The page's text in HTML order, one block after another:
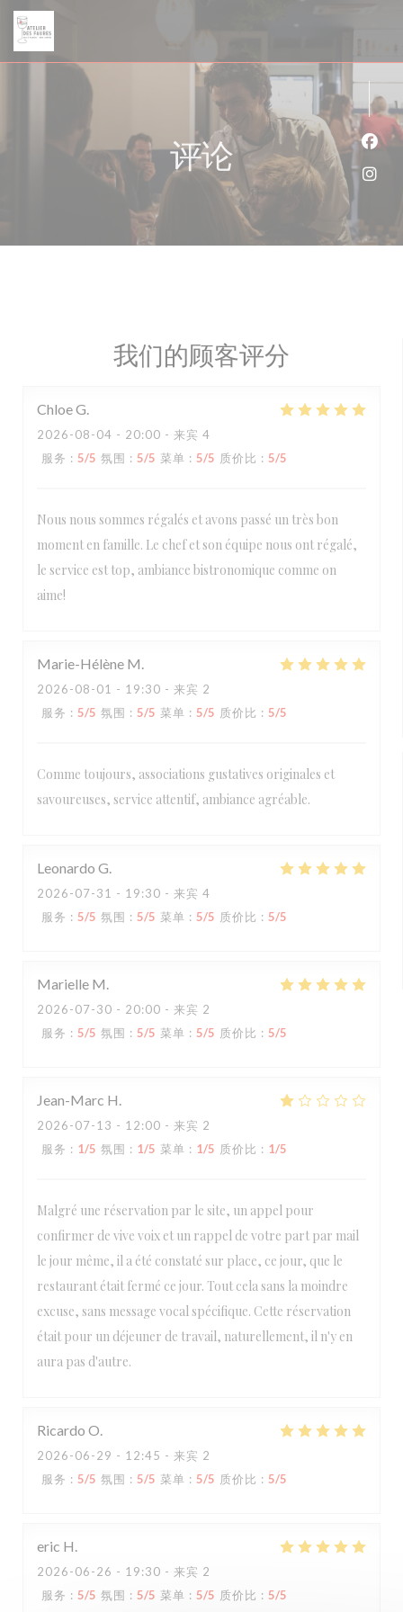
Cookie管理面板
评论
我们的顾客评分
ChloeG
2026-08-04 - 20:00 - 来宾 4
服务 : 5/5 氛围 : 5/5 菜单 : 5/5 质价比 : 5/5
Nous nous sommes régalés et avons passé un très bon
moment en famille. Le chef et son équipe nous ont régalé,
le service est top, ambiance bistronomique comme on
aime!
Marie-Hélène M
2026-08-01 - 19:30 - 来宾 2
服务 : 5/5 氛围 : 5/5 菜单 : 5/5 质价比 : 5/5
Comme toujours, associations gustatives originales et
savoureuses, service attentif, ambiance agréable.
Leonardo G
2026-07-31 - 19:30 - 来宾 4
服务 : 5/5 氛围 : 5/5 菜单 : 5/5 质价比 : 5/5
Marielle M
2026-07-30 - 20:00 - 来宾 2
服务 : 5/5 氛围 : 5/5 菜单 : 5/5 质价比 : 5/5
Jean-Marc H
2026-07-13 - 12:00 - 来宾 2
服务 : 1/5 氛围 : 1/5 菜单 : 1/5 质价比 : 1/5
Malgré une réservation par le site, un appel pour
confirmer de vive voix et un rappel de votre part par mail
le jour même, il a été constaté sur place, ce jour, que le
restaurant était fermé ce jour. Tout cela sans la moindre
excuse, sans message vocal spécifique. Cette réservation
était pour un déjeuner de travail, naturellement, il n'y en
aura pas d'autre.
Ricardo O
2026-06-29 - 12:45 - 来宾 2
服务 : 5/5 氛围 : 5/5 菜单 : 5/5 质价比 : 5/5
eric H
2026-06-26 - 19:30 - 来宾 2
服务 : 5/5 氛围 : 5/5 菜单 : 5/5 质价比 : 5/5